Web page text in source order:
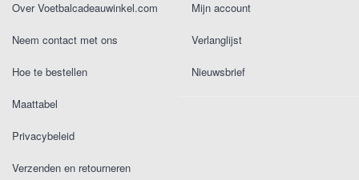
Over Voetbalcadeauwinkel.com
Neem contact met ons
Hoe te bestellen
Maattabel
Privacybeleid
Verzenden en retourneren
Mijn account
Verlanglijst
Nieuwsbrief